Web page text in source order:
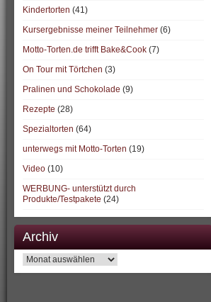
Kindertorten (41)
Kursergebnisse meiner Teilnehmer (6)
Motto-Torten.de trifft Bake&Cook (7)
On Tour mit Törtchen (3)
Pralinen und Schokolade (9)
Rezepte (28)
Spezialtorten (64)
unterwegs mit Motto-Torten (19)
Video (10)
WERBUNG- unterstützt durch
Produkte/Testpakete (24)
Archiv
Archiv